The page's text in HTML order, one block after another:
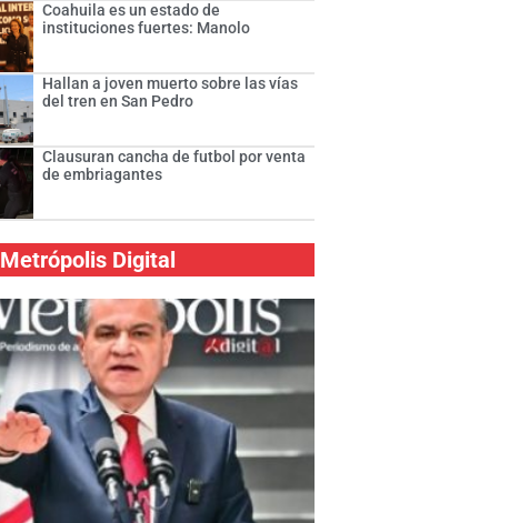
Coahuila es un estado de
instituciones fuertes: Manolo
Hallan a joven muerto sobre las vías
del tren en San Pedro
Clausuran cancha de futbol por venta
de embriagantes
Metrópolis Digital